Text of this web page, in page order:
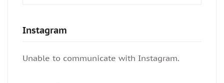
Instagram
Unable to communicate with Instagram.